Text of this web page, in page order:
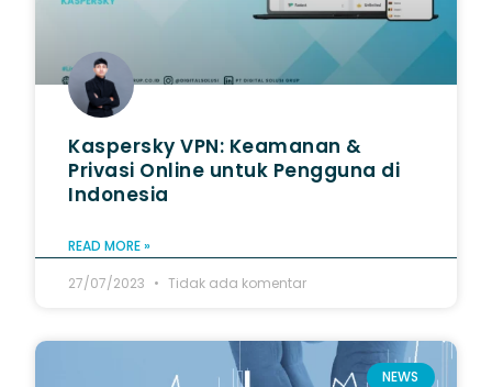
Kaspersky VPN: Keamanan &
Privasi Online untuk Pengguna di
Indonesia
READ MORE »
27/07/2023
Tidak ada komentar
NEWS